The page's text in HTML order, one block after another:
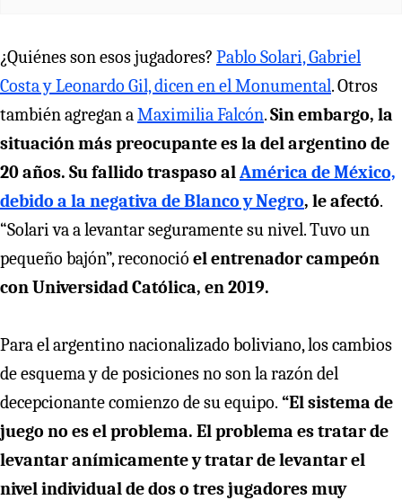
¿Quiénes son esos jugadores? Pablo Solari, Gabriel
Costa y Leonardo Gil, dicen en el Monumental. Otros
también agregan aMaximilia Falcón.Sin embargo, la
situación más preocupante es la del argentino de
20 años. Su fallido traspaso alAmérica de México,
debido a la negativa de Blanco y Negro, le afectó.
“Solari va a levantar seguramente su nivel. Tuvo un
pequeño bajón”, reconoció el entrenador campeón
con Universidad Católica, en 2019.
Para el argentino nacionalizado boliviano, los cambios
de esquema y de posiciones no son la razón del
decepcionante comienzo de su equipo. “El sistema de
juego no es el problema. El problema es tratar de
levantar anímicamente y tratar de levantar el
nivel individual de dos o tres jugadores muy